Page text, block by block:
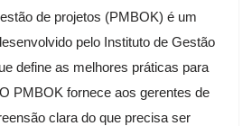
de projetos (PMBOK) é um
pelo Instituto de Gestão
define as melhores práticas para
PMBOK fornece aos gerentes de
clara do que precisa ser